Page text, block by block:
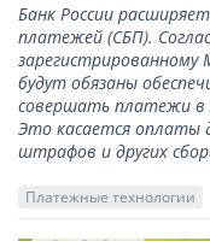
Банк России
платежей (СБП).
будут обязаны
совершать платежи в
Это касается оплаты
штрафов и других
Платежные технологии